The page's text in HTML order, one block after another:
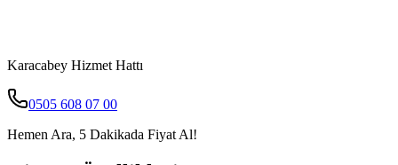
Karacabey Hizmet Hattı
0505 608 07 00
Hemen Ara, 5 Dakikada Fiyat Al!